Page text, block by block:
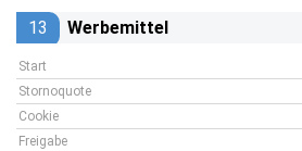
13 Werbemittel
Start
Stornoquote
Cookie
Freigabe